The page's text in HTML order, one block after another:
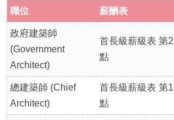
職位 薪酬表
政府建築師
(Government
Architect)
首長級薪級表 第2
點
總建築師 (Chief
Architect)
首長級薪級表 第1
點